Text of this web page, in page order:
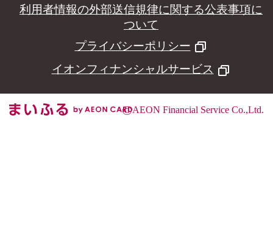
利用者情報の外部送信規律に関する公表事項に
ついて
プライバシーポリシー
イオンフィナンシャルサービス
©AEON Financial Service Co.,Ltd.